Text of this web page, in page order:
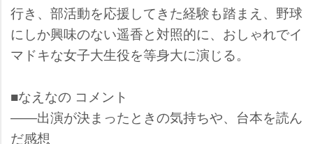
行き、部活動を応援してきた経験も踏まえ、野球
にしか興味のない遥香と対照的に、おしゃれでイ
マドキな女子大生役を等身大に演じる。
■なえなの コメント
――出演が決まったときの気持ちや、台本を読ん
だ感想